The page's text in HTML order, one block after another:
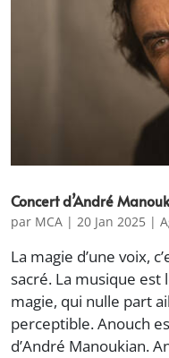
Concert d’André
par MCA | 20 Jan 2025 |
La magie d’une voix,
sacré. La musique est
magie, qui nulle part
perceptible. Anouch
d’André Manoukian.